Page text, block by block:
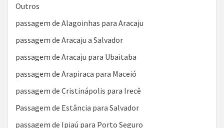
Outros
passagem de Alagoinhas para Aracaju
passagem de Aracaju a Salvador
passagem de Aracaju para Ubaitaba
passagem de Arapiraca para Maceió
passagem de Cristinápolis para Irecê
Passagem de Estância para Salvador
passagem de Ipiaú para Porto Seguro